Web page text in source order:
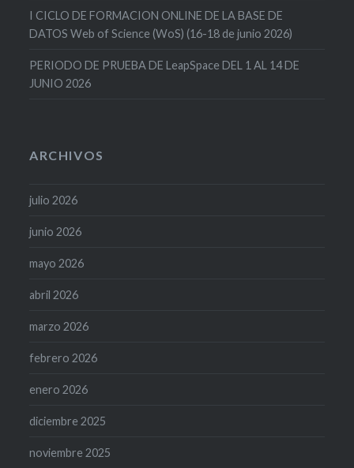
I CICLO DE FORMACION ONLINE DE LA BASE DE
DATOS Web of Science (WoS) (16-18 de junio 2026)
PERIODO DE PRUEBA DE LeapSpace DEL 1 AL 14 DE
JUNIO 2026
ARCHIVOS
julio 2026
junio 2026
mayo 2026
abril 2026
marzo 2026
febrero 2026
enero 2026
diciembre 2025
noviembre 2025